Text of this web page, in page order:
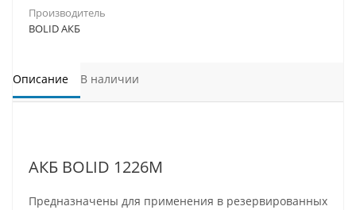
Производитель
BOLID АКБ
Описание В наличии
АКБ BOLID 1226М
Предназначены для применения в резервированных